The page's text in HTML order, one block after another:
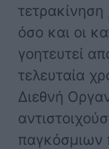
τετρακίνηση
όσο και οι
γοητευτεί
τελευταία
Διεθνή